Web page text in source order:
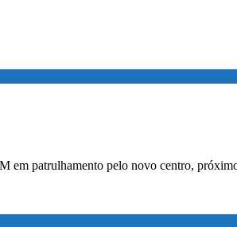
em patrulhamento pelo novo centro,